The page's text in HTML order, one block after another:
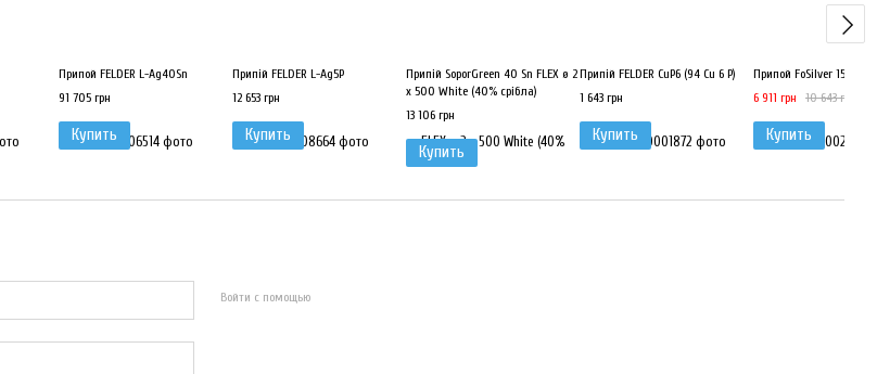
Припой FELDER L-Ag40Sn
91 705 грн
Купить
Припій FELDER L-Ag5P
12 653 грн
Купить
Припій SoporGreen 40 Sn FLEX ø 2
x 500 White (40% срібла)
13 106 грн
Купить
Припій FELDER CuP6 (94 Cu 6 P)
1 643 грн
Купить
Припой FoSilver 15 Rod
6 911 грн
10 643 грн
Купить
Войти с помощью